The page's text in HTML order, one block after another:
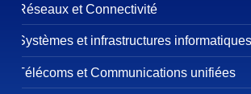
Réseaux et Connectivité
Systèmes et infrastructures informatiques
Télécoms et Communications unifiées